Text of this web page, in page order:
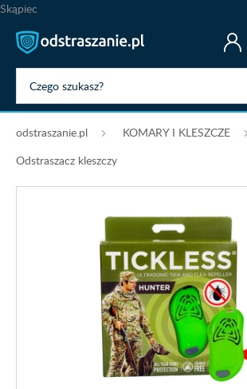
Skąpiec
odstraszanie.pl
KOMARY I KLESZCZE
Odstraszacz kleszczy